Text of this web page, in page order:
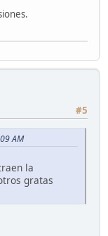
#5
AM
la
gratas